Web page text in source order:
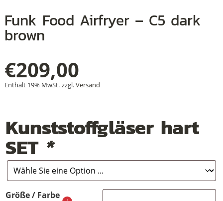
Funk Food Airfryer – C5 dark
brown
€209,00
Enthält 19% MwSt. zzgl.Versand
Kunststoffgläser hart
SET *
Größe / Farbe